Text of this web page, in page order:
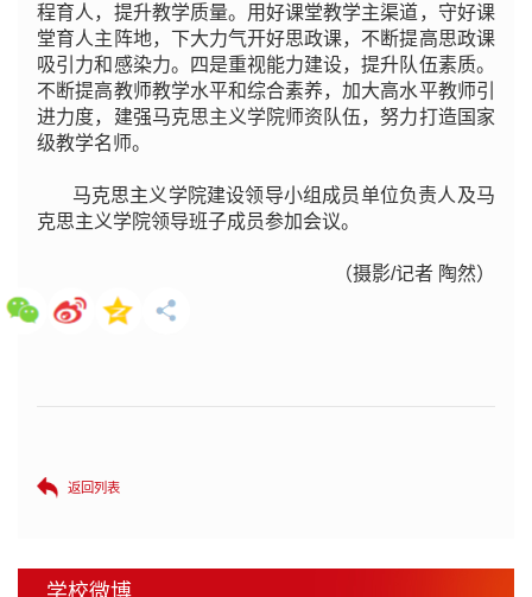
程育人，提升教学质量。用好课堂教学主渠道，守好课
堂育人主阵地，下大力气开好思政课，不断提高思政课
吸引力和感染力。四是重视能力建设，提升队伍素质。
不断提高教师教学水平和综合素养，加大高水平教师引
进力度，建强马克思主义学院师资队伍，努力打造国家
级教学名师。
马克思主义学院建设领导小组成员单位负责人及马
克思主义学院领导班子成员参加会议。
（摄影/记者 陶然）
返回列表
学校微博